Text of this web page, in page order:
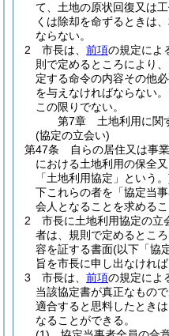
て、土地の原状回復又は
くは除却を命ずるときは
ならない。
2
市長は、 前項の規定によ
則で定めるところにより
定する命令の内容その他
を与えなければならない。
この限りでない。
第7章
土地利用に関
(協定の立会い)
第47条
自らの居住又は事
における土地利用の保全
「土地利用協定」という
下これらの者を「協定当
会人となることを求めるこ
2
市長に土地利用協定の立
者は、規則で定めるとこ
容を証する書面(以下「協
旨を市長に申し出なければ
3
市長は、 前項の規定によ
当該協定書が真正なもの
適合すると思料したとき
なることができる。